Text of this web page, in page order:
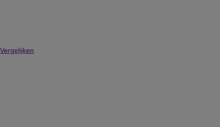
Vergelijken